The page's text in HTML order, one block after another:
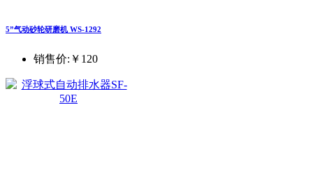
5”气动砂轮研磨机 WS-1292
销售价: ￥120